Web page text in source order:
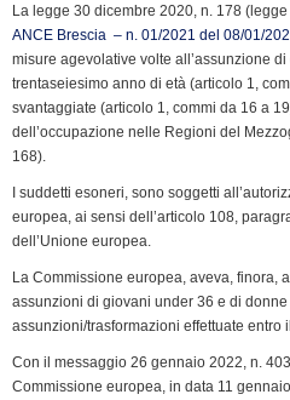
c
e
b
o
o
n
k
e
d
I
i
t
t
e
r
a
t
s
A
p
l
e
g
r
a
p
y
L
i
n
i
n
t
F
r
e
n
l
y
La legge 30 dicembre 2020, n. 178
ANCE Brescia – n. 01/2021 del 08/01/
misure agevolative volte all’assunzione
trentaseiesimo anno di età (articolo 1,
svantaggiate (articolo 1, commi da 16 a
dell’occupazione nelle Regioni del
168).
I suddetti esoneri, sono soggetti
europea, ai sensi dell’articolo 108,
dell’Unione europea.
La Commissione europea, aveva, finora,
assunzioni di giovani under 36 e di
assunzioni/trasformazioni effettuate entro
Con il messaggio 26 gennaio 2022, n.
Commissione europea, in data 11